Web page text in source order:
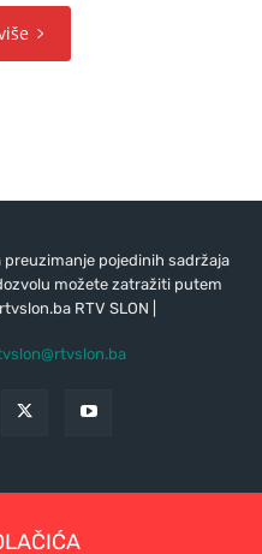
pojedinih sadržaja
možete zatražiti putem
RTV SLON |